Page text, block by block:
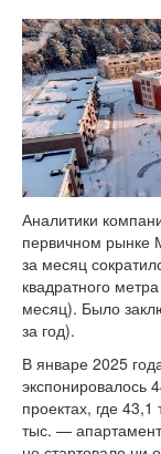
Аналитики
первичном рынке
за месяц
квадратного
месяц). Было
за год).
В январе 2025
экспонировалось
проектах, где
тыс. —